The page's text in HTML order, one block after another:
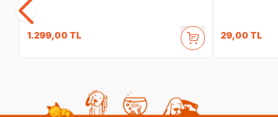
1.299,00 TL 29,00 TL